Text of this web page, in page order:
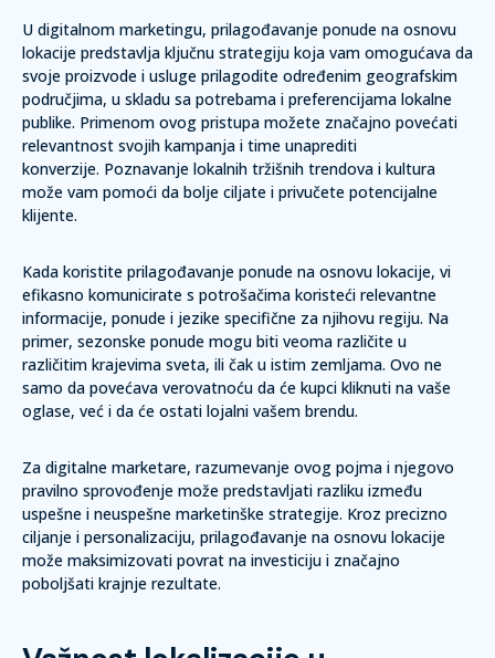
U digitalnom marketingu, prilagođavanje ponude na osnovu
lokacije predstavlja ključnu strategiju koja vam omogućava da
svoje proizvode i usluge prilagodite određenim geografskim
područjima, u skladu sa potrebama i preferencijama lokalne
publike. Primenom ovog pristupa možete značajno povećati
relevantnost svojih kampanja i time unaprediti
konverzije. Poznavanje lokalnih tržišnih trendova i kultura
može vam pomoći da bolje ciljate i privučete potencijalne
klijente.
Kada koristite prilagođavanje ponude na osnovu lokacije, vi
efikasno komunicirate s potrošačima koristeći relevantne
informacije, ponude i jezike specifične za njihovu regiju. Na
primer, sezonske ponude mogu biti veoma različite u
različitim krajevima sveta, ili čak u istim zemljama. Ovo ne
samo da povećava verovatnoću da će kupci kliknuti na vaše
oglase, već i da će ostati lojalni vašem brendu.
Za digitalne marketare, razumevanje ovog pojma i njegovo
pravilno sprovođenje može predstavljati razliku između
uspešne i neuspešne marketinške strategije. Kroz precizno
ciljanje i personalizaciju, prilagođavanje na osnovu lokacije
može maksimizovati povrat na investiciju i značajno
poboljšati krajnje rezultate.